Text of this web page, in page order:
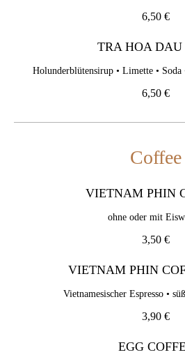
6,50 €
ohne oder mit
3,50 €
VIETNAM PHIN
Vietnamesischer Espresso •
EGG
Bio-eigelb (Schaum/2 Stk.) •
erhältlich)
6,90 €
6,50 €
TRA HOA DAU
Holunderblütensirup • Limette • Soda
6,50 €
Coffee
VIETNAM PHIN
ohne oder mit
3,50 €
VIETNAM PHIN
Vietnamesischer Espresso •
3,90 €
EGG